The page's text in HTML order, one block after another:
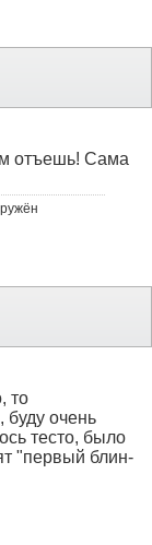
отъешь! Сама
то
буду очень
тесто, было
"первый блин-